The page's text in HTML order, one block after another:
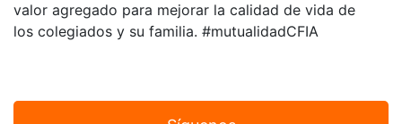
valor agregado para mejorar la calidad de vida de
los colegiados y su familia. #mutualidadCFIA